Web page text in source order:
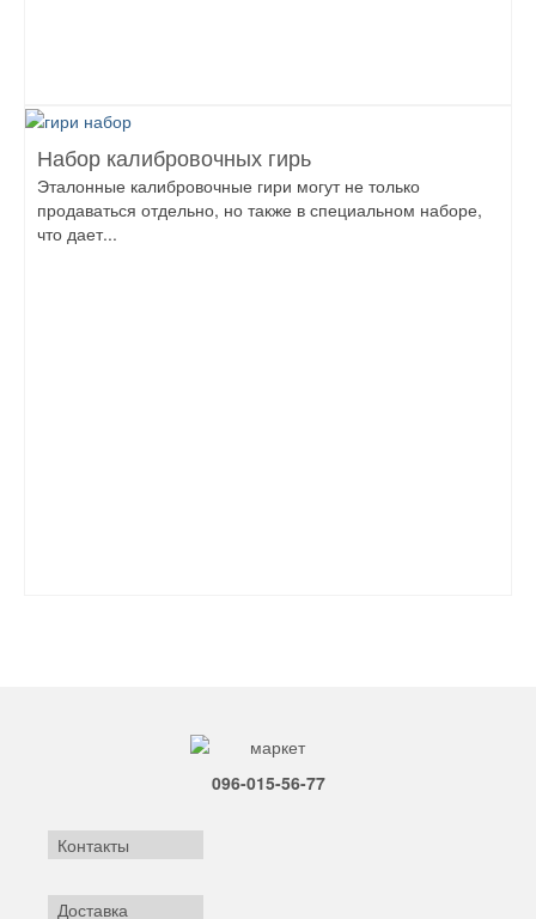
Набор калибровочных гирь
Эталонные калибровочные гири могут не только
продаваться отдельно, но также в специальном наборе,
что дает...
096-015-56-77
Контакты
Доставка